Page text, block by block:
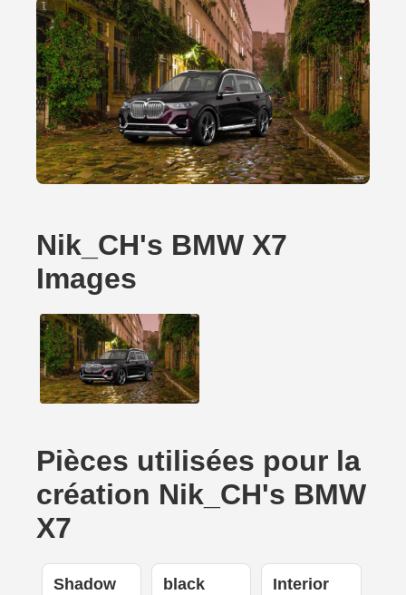
Nik_CH's BMW X7
Images
Pièces utilisées pour la
création Nik_CH's BMW
X7
Shadow black Interior